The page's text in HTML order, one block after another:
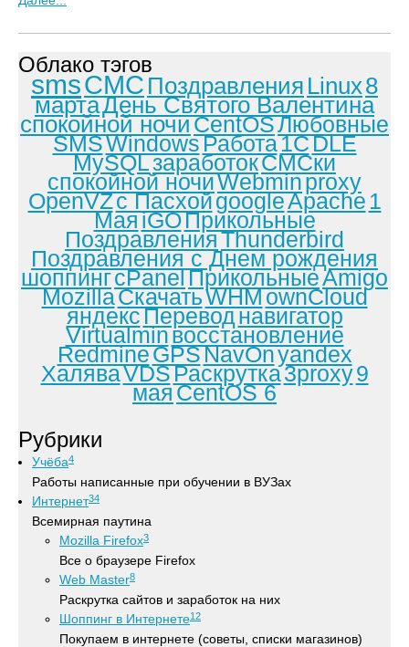
Облако тэгов
smsСМС Поздравления Linux8
мартаДень Святого Валентина
спокойной ночиCentOSЛюбовные
SMSWindowsРабота1СDLE
MySQLзаработокСМСки
спокойной ночиWebminproxy
OpenVZс ПасхойgoogleApache 1
МаяiGOПрикольные
ПоздравленияThunderbird
Поздравления с Днем рождения
шоппингcPanelПрикольныеAmigo
MozillaСкачатьWHMownCloud
яндексПереводнавигатор
Virtualminвосстановление
RedmineGPSNavOnyandex
ХаляваVDSРаскрутка3proxy9
маяCentOS 6
Рубрики
Учёба4
Работы написанные при обучении в ВУЗах
Интернет34
Всемирная паутина
Mozilla Firefox3
Все о браузере Firefox
Web Master8
Раскрутка сайтов и заработок на них
Шоппинг в Интернете12
Покупаем в интернете (советы, списки магазинов)